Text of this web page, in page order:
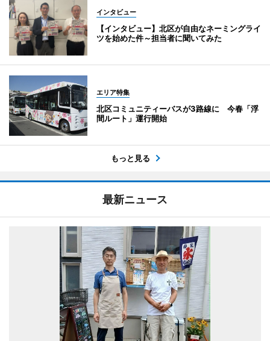
インタビュー
【インタビュー】北区が自由なネーミングライ
ツを始めた件～担当者に聞いてみた
エリア特集
北区コミュニティーバスが3路線に 今春「浮
間ルート」運行開始
もっと見る
最新ニュース